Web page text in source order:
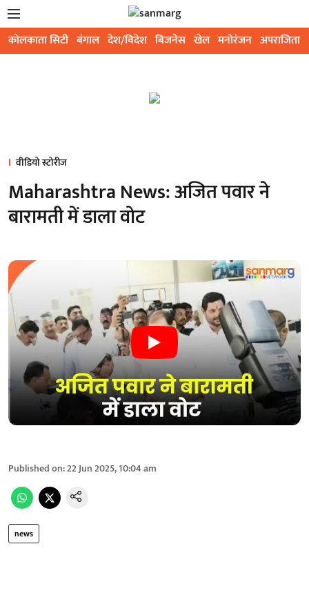
कोलकाता सिटी बंगाल देश/विदेश बिजनेस खेल मनोरंजन अपराजिता
वीडियो स्टोरीज
Maharashtra News: अजित पवार ने
बारामती में डाला वोट
Published on:22 Jun 2025, 10:04 am
news